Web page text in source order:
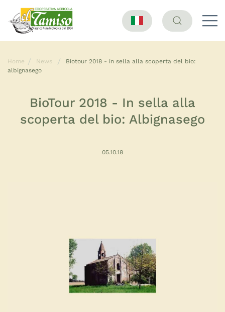
Home News
Biotour 2018 - in sella alla scoperta del bio:
albignasego
BioTour 2018 - In sella alla
scoperta del bio: Albignasego
05.10.18